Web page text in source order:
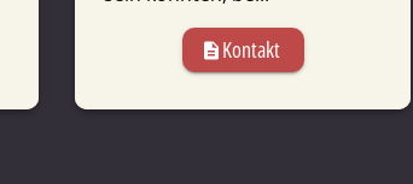
description Kontakt